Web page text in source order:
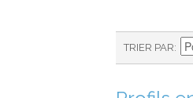
TRIER PAR